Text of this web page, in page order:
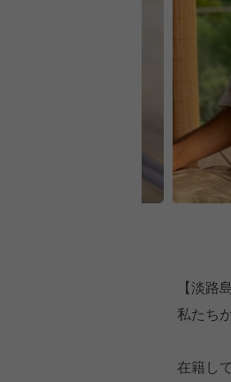
【淡
私たち
在籍し